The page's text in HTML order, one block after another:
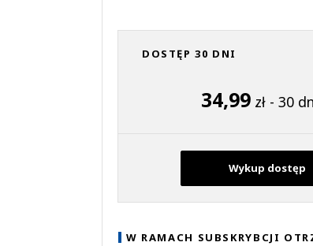
DOSTĘP 30 DNI
34,99 zł - 30
Wykup dostęp
W RAMACH SUBSKRYBCJI